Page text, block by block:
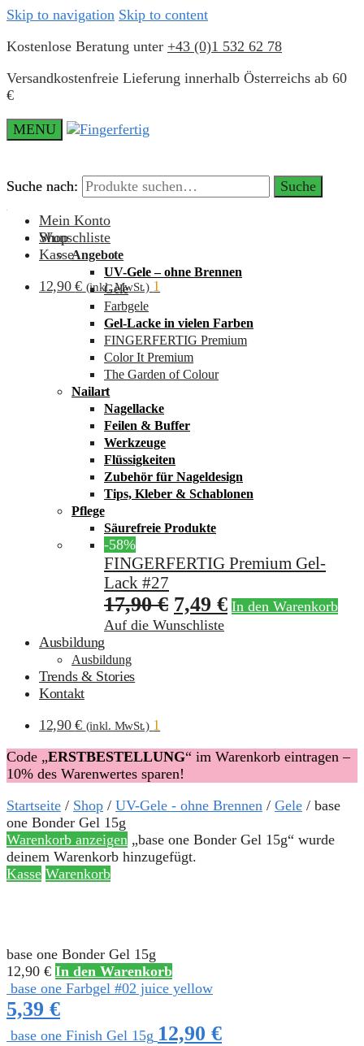
Skip to navigation Skip to content
Kostenlose Beratung unter +43 (0)1 532 62 78
Versandkostenfreie Lieferung innerhalb Österreichs ab 60
€
MENU
Suche nach: Suche
Mein Konto
Wunschliste
Kasse
12,90€ (inkl. MwSt.) 1
Suche nach: Suche
Shop
Angebote
UV-Gele – ohne Brennen
Gele
Farbgele
Gel-Lacke in vielen Farben
FINGERFERTIG Premium
Color It Premium
The Garden of Colour
Nailart
Nagellacke
Feilen & Buffer
Werkzeuge
Flüssigkeiten
Zubehör für Nageldesign
Tips, Kleber & Schablonen
Pflege
Säurefreie Produkte
-58%
FINGERFERTIG Premium Gel-
Lack #27
17,90€ 7,49 € In den Warenkorb
Auf die Wunschliste
Ausbildung
Ausbildung
Trends & Stories
Kontakt
12,90€ (inkl. MwSt.) 1
Code „ERSTBESTELLUNG“ im Warenkorb eintragen –
10% des Warenwertes sparen!
Startseite / Shop / UV-Gele - ohne Brennen / Gele / base
one Bonder Gel 15g
Warenkorb anzeigen „base one Bonder Gel 15g“ wurde
deinem Warenkorb hinzugefügt.
Kasse Warenkorb
base one Bonder Gel 15g
12,90 € In den Warenkorb
base one Farbgel #02 juice yellow
5,39 €
base one Finish Gel 15g 12,90 €